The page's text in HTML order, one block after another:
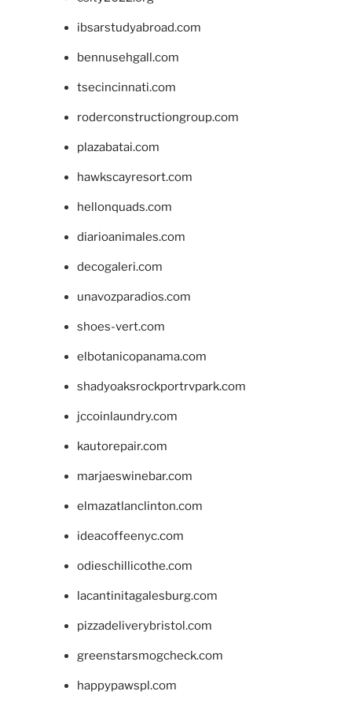
ibsarstudyabroad.com
bennusehgall.com
tsecincinnati.com
roderconstructiongroup.com
plazabatai.com
hawkscayresort.com
hellonquads.com
diarioanimales.com
decogaleri.com
unavozparadios.com
shoes-vert.com
elbotanicopanama.com
shadyoaksrockportrvpark.com
jccoinlaundry.com
kautorepair.com
marjaeswinebar.com
elmazatlanclinton.com
ideacoffeenyc.com
odieschillicothe.com
lacantinitagalesburg.com
pizzadeliverybristol.com
greenstarsmogcheck.com
happypawspl.com